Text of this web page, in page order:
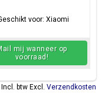
voor: Xiaomi
mij wanneer op
voorraad!
btw Excl. Verzendkosten